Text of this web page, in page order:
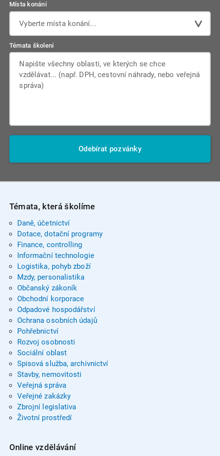
Místa konání
Vyberte místa konání...
Témata školení
Odebírat pozvánky
Témata, která školíme
Daně, účetnictví
Dotace, dotační programy
Finance, controlling
Informační technologie
Logistika, pohyb zboží
Mzdy, personalistika
Občanský zákoník
Obchodní korporace
Odpadové hospodářství
Ochrana osobních údajů
Pohřebnictví
Rozvoj osobnosti
Sociální oblast
Spisová služba, archivnictví
Stavby, nemovitosti
Veřejná správa
Veřejné zakázky
Zbrojní legislativa
Životní prostředí
Online vzdělávání